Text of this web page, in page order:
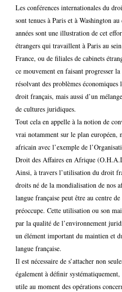
Les conférences internationales du
sont tenues à Paris et à Washington
années sont une illustration de cet
étrangers qui travaillent à Paris au
France, ou de filiales de cabinets
ce mouvement en faisant progresser
résolvant des problèmes économiques
droit français, mais aussi d’un
de cultures juridiques.
Tout cela en appelle à la notion de
vrai notamment sur le plan européen,
africain avec l’exemple de
Droit des Affaires en Afrique
Ainsi, à travers l’utilisation du droit
droits né de la mondialisation de nos
langue française peut être au centre
préoccupe. Cette utilisation ou son
par la qualité de l’environnement
un élément important du maintien et
langue française.
Il est nécessaire de s’attacher non
également à définir
utile au moment des opérations